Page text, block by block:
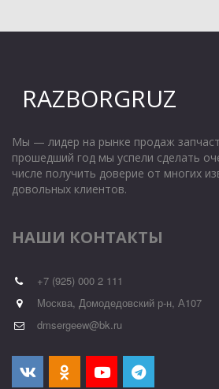
RAZBORGRUZ
Мы — лидер на рынке продаж
прошедший год мы успели сделать
числе получить доверие от многих
довольных клиентов.
НАШИ КОНТАКТЫ
+7 (925) 000 2 111
Москва, Домодедовский р-н, А107
dmsergeew@bk.ru